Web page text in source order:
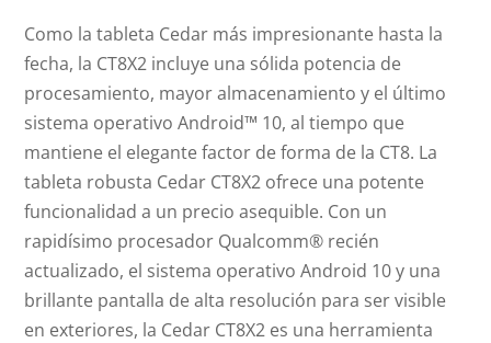
Como la tableta Cedar más impresionante hasta la
fecha, la CT8X2 incluye una sólida potencia de
procesamiento, mayor almacenamiento y el último
sistema operativo Android™ 10, al tiempo que
mantiene el elegante factor de forma de la CT8. La
tableta robusta Cedar CT8X2 ofrece una potente
funcionalidad a un precio asequible. Con un
rapidísimo procesador Qualcomm® recién
actualizado, el sistema operativo Android 10 y una
brillante pantalla de alta resolución para ser visible
en exteriores, la Cedar CT8X2 es una herramienta